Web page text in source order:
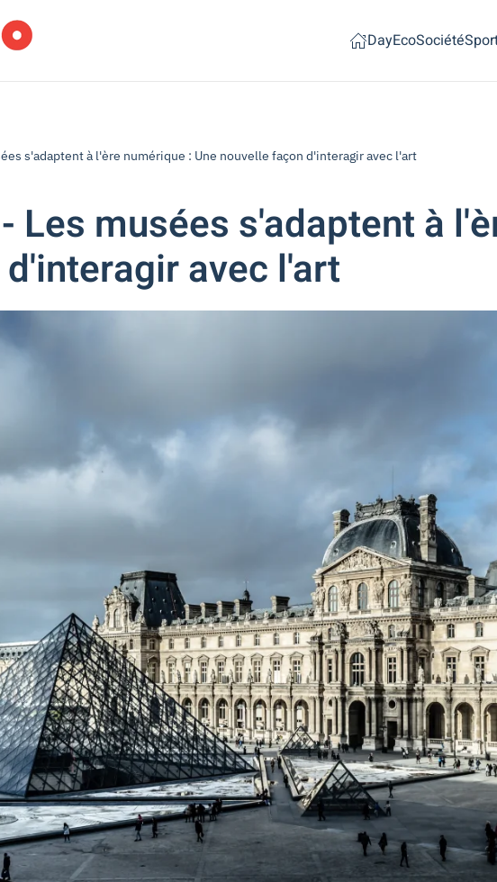
DayEcoSociété
s'adaptent à l'ère numérique : Une nouvelle façon d'interagir avec l'art
Les musées s'adaptent à
avec l'art